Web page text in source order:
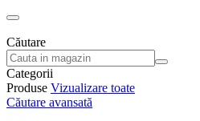
Căutare
Categorii
Produse Vizualizare toate
Căutare avansată